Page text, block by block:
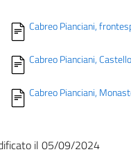
Cabreo Pianciani,
Cabreo Pianciani,
Cabreo Pianciani,
il 05/09/2024